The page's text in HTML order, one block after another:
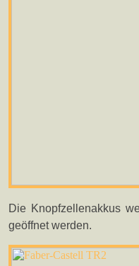
Die Knopfzellenakkus
geöffnet werden.